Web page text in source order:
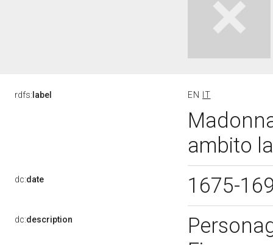
rdfs: label EN IT
ambito
dc:date 1675-
dc:description